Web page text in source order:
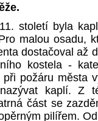
století byla
malou osadu,
dostačoval až
kostela -
při požáru města
kaplí. Z
část se
pilířem.